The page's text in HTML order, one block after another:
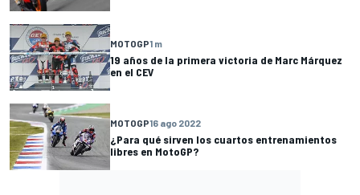
MOTOGP1 m
19 años de la primera victoria de Marc Márquez
en el CEV
MOTOGP16 ago 2022
¿Para qué sirven los cuartos entrenamientos
libres en MotoGP?